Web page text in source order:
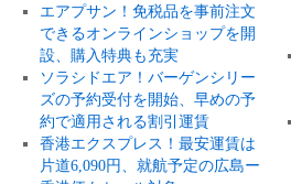
エアプサン！免税品を事前注文
できるオンラインショップを開
設、購入特典も充実
ソラシドエア！バーゲンシリー
ズの予約受付を開始、早めの予
約で適用される割引運賃
香港エクスプレス！最安運賃は
片道6,090円、就航予定の広島ー